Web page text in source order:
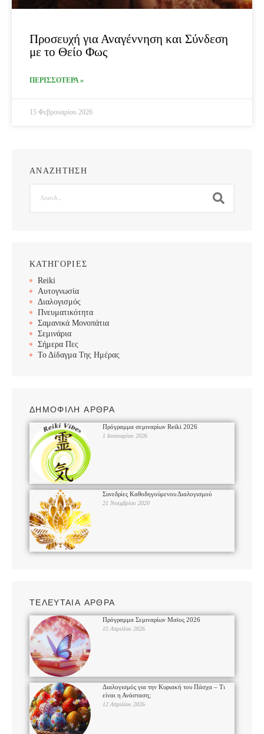
Προσευχή για Αναγέννηση και Σύνδεση
με το Θείο Φως
ΠΕΡΙΣΣΟΤΕΡΑ »
15 Φεβρουαρίου 2026
ΑΝΑΖΗΤΗΣΗ
ΚΑΤΗΓΟΡΙΕΣ
Reiki
Αυτογνωσία
Διαλογισμός
Πνευματικότητα
Σαμανικά Μονοπάτια
Σεμινάρια
Σήμερα Πες
Το Δίδαγμα Της Ημέρας
ΔΗΜΟΦΙΛΗ ΑΡΘΡΑ
Πρόγραμμα σεμιναρίων Reiki 2026
1 Ιανουαρίου 2026
Συνεδρίες Καθοδηγούμενου Διαλογισμού
21 Νοεμβρίου 2020
ΤΕΛΕΥΤΑΙΑ ΑΡΘΡΑ
Πρόγραμμα Σεμιναρίων Μαϊος 2026
15 Απριλίου 2026
Διαλογισμός για την Κυριακή του Πάσχα – Τι
είναι η Ανάσταση;
12 Απριλίου 2026